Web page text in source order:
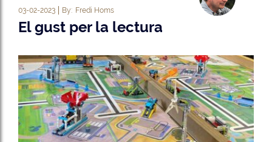
03-02-2023 By: Fredi Homs
El gust per la lectura